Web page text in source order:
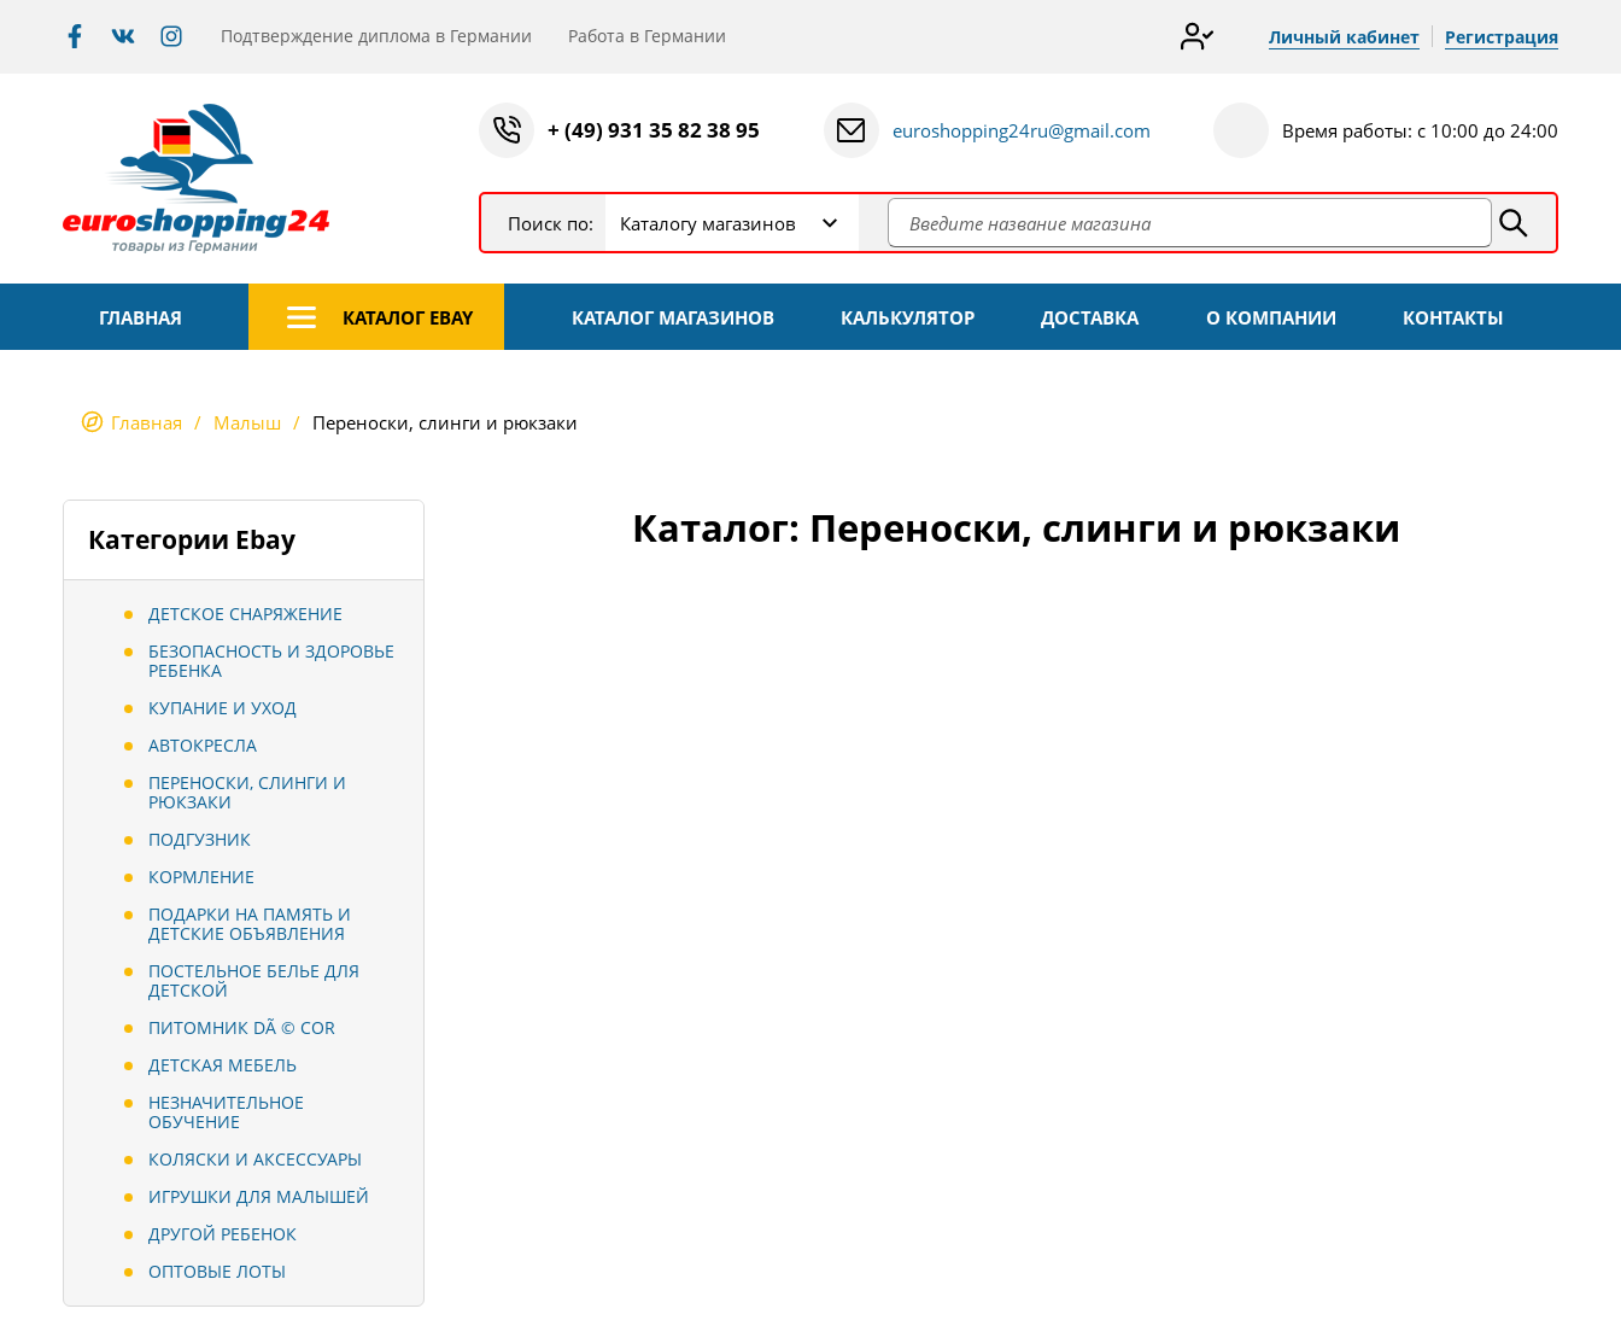
Подтверждение диплома в Германии Работа в Германии Личный кабинет Регистрация
+ (49) 931 35 82 38 95 euroshopping24ru@gmail.com Время работы: с 10:00 до 24:00
Поиск по: Каталогу магазинов
ГЛАВНАЯ КАТАЛОГ EBAY КАТАЛОГ МАГАЗИНОВ КАЛЬКУЛЯТОР ДОСТАВКА О КОМПАНИИ КОНТАКТЫ
Главная Малыш Переноски, слинги и рюкзаки
Категории Ebay
ДЕТСКОЕ СНАРЯЖЕНИЕ
БЕЗОПАСНОСТЬ И ЗДОРОВЬЕ
РЕБЕНКА
КУПАНИЕ И УХОД
АВТОКРЕСЛА
ПЕРЕНОСКИ, СЛИНГИ И
РЮКЗАКИ
ПОДГУЗНИК
КОРМЛЕНИЕ
ПОДАРКИ НА ПАМЯТЬ И
ДЕТСКИЕ ОБЪЯВЛЕНИЯ
ПОСТЕЛЬНОЕ БЕЛЬЕ ДЛЯ
ДЕТСКОЙ
ПИТОМНИК DÃ © COR
ДЕТСКАЯ МЕБЕЛЬ
НЕЗНАЧИТЕЛЬНОЕ
ОБУЧЕНИЕ
КОЛЯСКИ И АКСЕССУАРЫ
ИГРУШКИ ДЛЯ МАЛЫШЕЙ
ДРУГОЙ РЕБЕНОК
ОПТОВЫЕ ЛОТЫ
Каталог: Переноски, слинги и рюкзаки